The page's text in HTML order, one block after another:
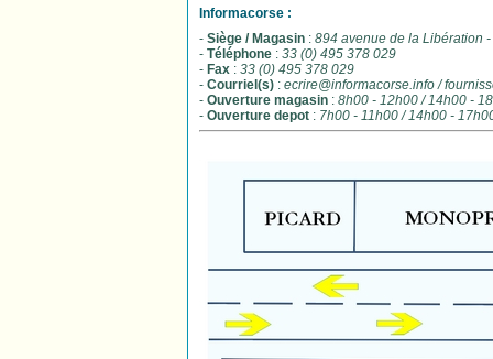
Informacorse :
- Siège / Magasin : 894 avenue de la Libération
- Téléphone : 33 (0) 495 378 029
- Fax : 33 (0) 495 378 029
- Courriel(s) : ecrire@informacorse.info /
- Ouverture magasin : 8h00 - 12h00 / 14h00 -
- Ouverture depot : 7h00 - 11h00 / 14h00 -